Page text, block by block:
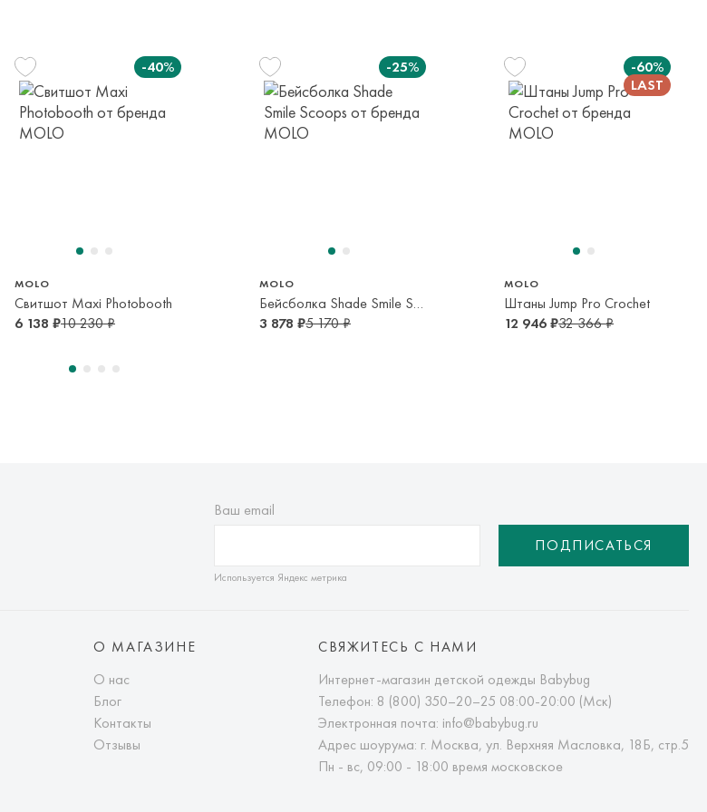
-40%
MOLO
Свитшот Maxi Photobooth
6 138 ₽10 230 ₽
-25%
MOLO
Бейсболка Shade Smile Scoops
3 878 ₽5 170 ₽
-60%
MOLO
Штаны Jump Pro Crochet
12 946 ₽32 366 ₽
Ваш email
Используется Яндекс метрика
ПОДПИСАТЬСЯ
О МАГАЗИНЕ
О нас
Блог
Контакты
Отзывы
СВЯЖИТЕСЬ С НАМИ
Интернет-магазин детской одежды Babybug
Телефон: 8 (800) 350–20–25 08:00-20:00 (Мск)
Электронная почта: info@babybug.ru
Адрес шоурума: г. Москва, ул. Верхняя Масловка, 18Б, стр.5
Пн - вс, 09:00 - 18:00 время московское